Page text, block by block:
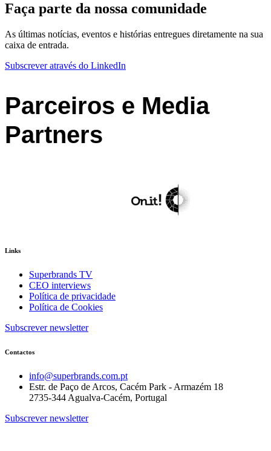
Faça parte da nossa comunidade
As últimas notícias, eventos e histórias entregues diretamente na sua
caixa de entrada.
Subscrever através do LinkedIn
Parceiros e Media
Partners
Links
Superbrands TV
CEO interviews
Política de privacidade
Política de Cookies
Subscrever newsletter
Contactos
info@superbrands.com.pt
Estr. de Paço de Arcos, Cacém Park - Armazém 18
2735-344 Agualva-Cacém, Portugal
Subscrever newsletter